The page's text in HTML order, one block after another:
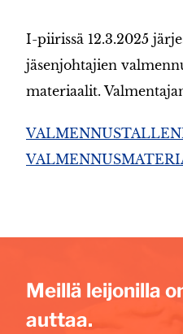
I-piirissä 12.3.2025
jäsenjohtajien
materiaalit.
Meillä leijonilla
auttaa.